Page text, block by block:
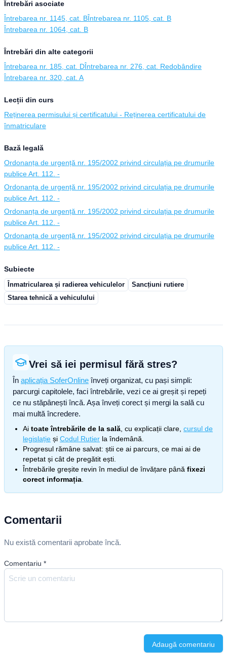
Întrebări asociate
Întrebarea nr. 1145, cat. BÎntrebarea nr. 1105, cat. B
Întrebarea nr. 1064, cat. B
Întrebări din alte categorii
Întrebarea nr. 185, cat. DÎntrebarea nr. 276, cat. Redobândire
Întrebarea nr. 320, cat. A
Lecții din curs
Reținerea permisului și certificatului - Reținerea certificatului de
înmatriculare
Bază legală
Ordonanța de urgență nr. 195/2002 privind circulația pe drumurile
publice Art. 112. -
Ordonanța de urgență nr. 195/2002 privind circulația pe drumurile
publice Art. 112. -
Ordonanța de urgență nr. 195/2002 privind circulația pe drumurile
publice Art. 112. -
Ordonanța de urgență nr. 195/2002 privind circulația pe drumurile
publice Art. 112. -
Subiecte
Înmatricularea și radierea vehiculelor
Sancțiuni rutiere
Starea tehnică a vehiculului
Vrei să iei permisul fără stres?
În aplicația SoferOnline înveți organizat, cu pași simpli:
parcurgi capitolele, faci întrebările, vezi ce ai greșit și repeți
ce nu stăpânești încă. Așa înveți corect și mergi la sală cu
mai multă încredere.
Ai toate întrebările de la sală , cu explicații clare, cursul de
legislație și Codul Rutier la îndemână.
Progresul rămâne salvat: știi ce ai parcurs, ce mai ai de
repetat și cât de pregătit ești.
Întrebările greșite revin în mediul de învățare până fixezi
corect informația
Comentarii
Nu există comentarii aprobate încă.
Comentariu *
Adaugă comentariu